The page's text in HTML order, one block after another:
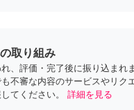
取り組み
、評価・完了後に振り込まれま
不審な内容のサービスやリク
てください。
詳細を見る